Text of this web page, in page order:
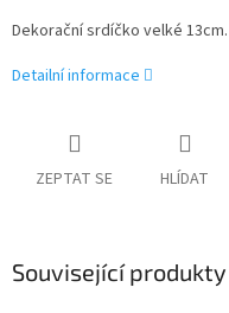
Dekorační srdíčko velké 13cm.
Detailní informace
ZEPTAT SE HLÍDAT
Související produkty